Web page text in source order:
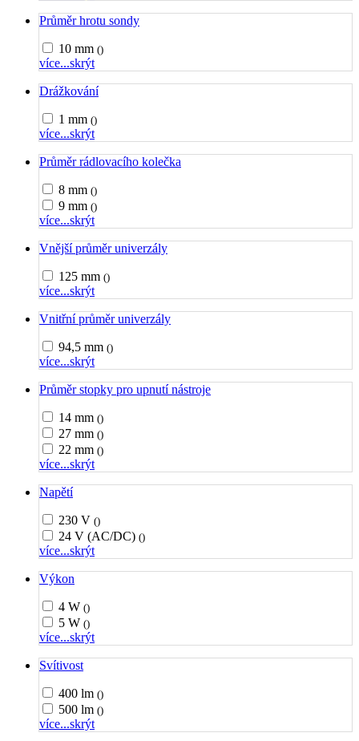
Průměr hrotu sondy
10 mm ()
více...skrýt
Drážkování
1 mm ()
více...skrýt
Průměr rádlovacího kolečka
8 mm ()
9 mm ()
více...skrýt
Vnější průměr univerzály
125 mm ()
více...skrýt
Vnitřní průměr univerzály
94,5 mm ()
více...skrýt
Průměr stopky pro upnutí nástroje
14 mm ()
27 mm ()
22 mm ()
více...skrýt
Napětí
230 V ()
24 V (AC/DC) ()
více...skrýt
Výkon
4 W ()
5 W ()
více...skrýt
Svítivost
400 lm ()
500 lm ()
více...skrýt